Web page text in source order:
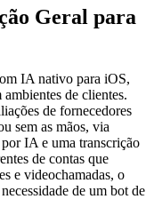
Geral para
IA nativo para iOS,
de clientes.
de fornecedores
sem as mãos, via
IA e uma transcrição
de contas que
e videochamadas, o
de um bot de